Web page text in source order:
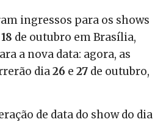
ingressos para os shows
18 de outubro em Brasília,
a nova data: agora, as
dia26 e 27 de outubro,
de data do show do dia